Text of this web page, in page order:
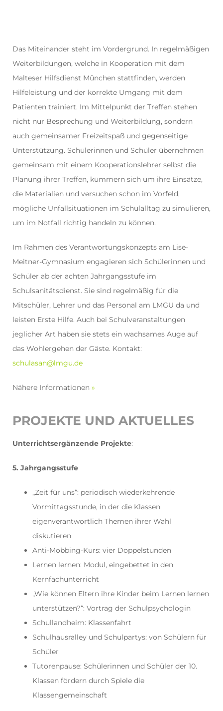
Das Miteinander steht im Vordergrund. In regelmäßigen
Weiterbildungen, welche in Kooperation mit dem
Malteser Hilfsdienst München stattfinden, werden
Hilfeleistung und der korrekte Umgang mit dem
Patienten trainiert. Im Mittelpunkt der Treffen stehen
nicht nur Besprechung und Weiterbildung, sondern
auch gemeinsamer Freizeitspaß und gegenseitige
Unterstützung. Schülerinnen und Schüler übernehmen
gemeinsam mit einem Kooperationslehrer selbst die
Planung ihrer Treffen, kümmern sich um ihre Einsätze,
die Materialien und versuchen schon im Vorfeld,
mögliche Unfallsituationen im Schulalltag zu simulieren,
um im Notfall richtig handeln zu können.
Im Rahmen des Verantwortungskonzepts am Lise-
Meitner-Gymnasium engagieren sich Schülerinnen und
Schüler ab der achten Jahrgangsstufe im
Schulsanitätsdienst. Sie sind regelmäßig für die
Mitschüler, Lehrer und das Personal am LMGU da und
leisten Erste Hilfe. Auch bei Schulveranstaltungen
jeglicher Art haben sie stets ein wachsames Auge auf
das Wohlergehen der Gäste. Kontakt:
schulasan@lmgu.de
Nähere Informationen »
PROJEKTE UND AKTUELLES
Unterrichtsergänzende Projekte:
5. Jahrgangsstufe
„Zeit für uns“: periodisch wiederkehrende
Vormittagsstunde, in der die Klassen
eigenverantwortlich Themen ihrer Wahl
diskutieren
Anti-Mobbing-Kurs: vier Doppelstunden
Lernen lernen: Modul, eingebettet in den
Kernfachunterricht
„Wie können Eltern ihre Kinder beim Lernen lernen
unterstützen?“: Vortrag der Schulpsychologin
Schullandheim: Klassenfahrt
Schulhausralley und Schulpartys: von Schülern für
Schüler
Tutorenpause: Schülerinnen und Schüler der 10.
Klassen fördern durch Spiele die
Klassengemeinschaft